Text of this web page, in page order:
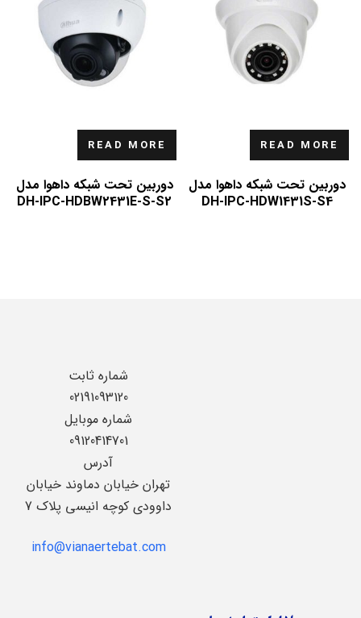
READ MORE
دوربین تحت شبکه داهوا مدل
DH-IPC-HDW1431S-S4
READ MORE
دوربین تحت شبکه داهوا مدل
DH-IPC-HDBW2431E-S-S2
شماره ثابت
02191093120
شماره موبایل
09120414701
آدرس
تهران خیابان دماوند خیابان
داوودی کوچه انیسی پلاک 7
info@vianaertebat.com